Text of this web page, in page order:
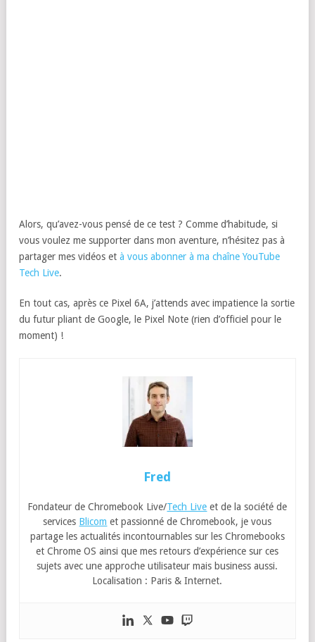
Alors, qu’avez-vous pensé de ce test ? Comme d’habitude, si
vous voulez me supporter dans mon aventure, n’hésitez pas à
partager mes vidéos et à vous abonner à ma chaîne YouTube
Tech Live.
En tout cas, après ce Pixel 6A, j’attends avec impatience la sortie
du futur pliant de Google, le Pixel Note (rien d’officiel pour le
moment) !
Fred
Fondateur de Chromebook Live/Tech Live et de la société de
services Blicom et passionné de Chromebook, je vous
partage les actualités incontournables sur les Chromebooks
et Chrome OS ainsi que mes retours d’expérience sur ces
sujets avec une approche utilisateur mais business aussi.
Localisation : Paris & Internet.